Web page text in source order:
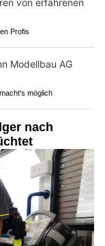
Profis
möglich
nach